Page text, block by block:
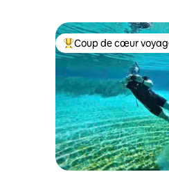
Coup de cœur
Coup de cœur